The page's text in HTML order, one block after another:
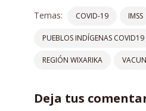
Temas: COVID-19 IMSS
PUEBLOS INDÍGENAS COVID19
REGIÓN WIXARIKA
Deja tus